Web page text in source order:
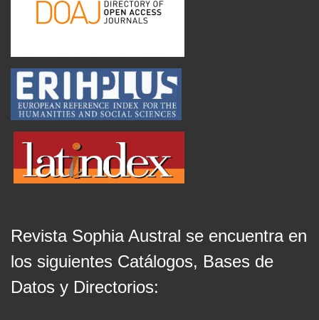
Revista Sophia Austral se encuentra en
los siguientes Catálogos, Bases de
Datos y Directorios: